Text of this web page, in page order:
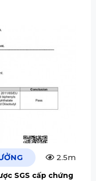
2.5m
SGS cấp chứng